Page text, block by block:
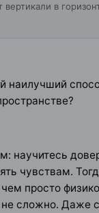
вертикали в
наилучший
научитесь
чувствам.
просто
не сложно. Даже